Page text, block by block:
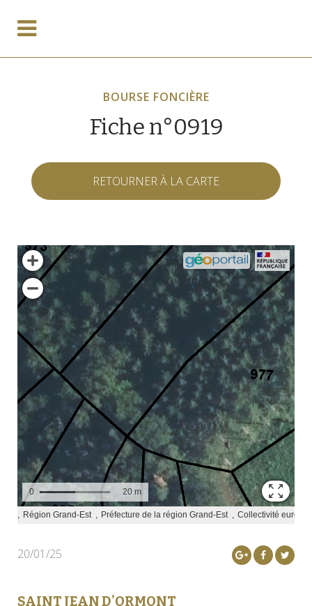
BOURSE FONCIÈRE
Fiche n°0919
RETOURNER À LA CARTE
20/01/25
SAINT JEAN D'ORMONT